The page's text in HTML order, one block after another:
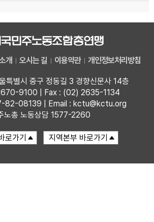
개 오시는 길 이용약관 개인정보처리방침
특별시 중구 정동길 3 경향신문사 14층
9100 | Fax : (02) 2635-1134
82-08139 | Email : kctu@kctu.org
노총 노동상담 1577-2260